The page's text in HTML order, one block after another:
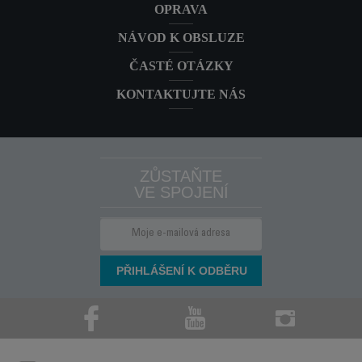
OPRAVA
NÁVOD K OBSLUZE
ČASTÉ OTÁZKY
KONTAKTUJTE NÁS
ZŮSTAŇTE
VE SPOJENÍ